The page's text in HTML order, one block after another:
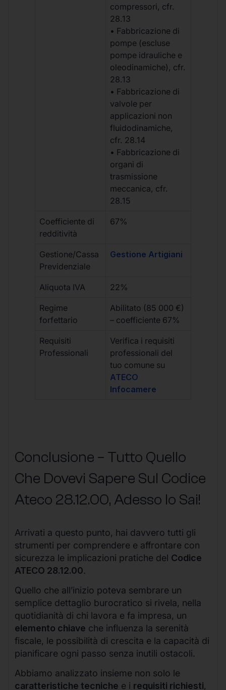
compressori, cfr.
28.13
• Fabbricazione di
pompe (escluse
pompe idrauliche e
oleodinamiche), cfr.
28.13
• Fabbricazione di
valvole per
applicazioni non
fluidodinamiche,
cfr. 28.14
• Fabbricazione di
organi di
trasmissione
meccanica, cfr.
28.15
Coefficiente di
redditività
67%
Gestione/Cassa
Previdenziale
Gestione Artigiani
Aliquota IVA 22%
Regime
forfettario
Abilitato (85 000 €)
– coefficiente 67%
Requisiti
Professionali
Verifica i requisiti
professionali del
tuo comune su
ATECO
Infocamere
Conclusione – Tutto Quello
Che Dovevi Sapere Sul Codice
Ateco 28.12.00, Adesso lo Sai!
Arrivati a questo punto, hai davvero tutti gli
strumenti per comprendere e affrontare con
sicurezza le implicazioni pratiche del Codice
ATECO 28.12.00.
Quello che all’inizio poteva sembrare un
semplice dettaglio burocratico si rivela, nella
quotidianità di chi lavora e fa impresa, un
elemento chiave che influenza la serenità
fiscale, le possibilità di crescita e la capacità di
pianificare ogni passo senza inutili ostacoli.
Abbiamo analizzato insieme non solo le
caratteristiche tecniche e i requisiti richiesti,